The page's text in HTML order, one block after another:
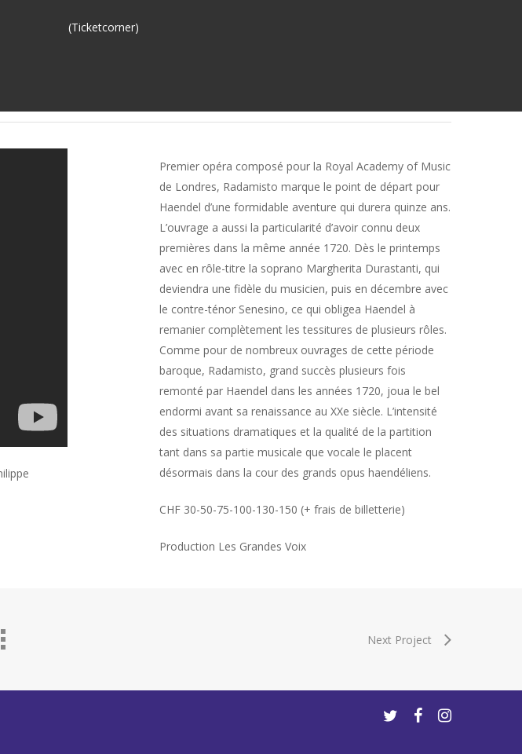
(Ticketcorner)
Premier opéra composé pour la Royal Academy of Music
de Londres, Radamisto marque le point de départ pour
Haendel d’une formidable aventure qui durera quinze ans.
L’ouvrage a aussi la particularité d’avoir connu deux
premières dans la même année 1720. Dès le printemps
avec en rôle-titre la soprano Margherita Durastanti, qui
deviendra une fidèle du musicien, puis en décembre avec
le contre-ténor Senesino, ce qui obligea Haendel à
remanier complètement les tessitures de plusieurs rôles.
Comme pour de nombreux ouvrages de cette période
baroque, Radamisto, grand succès plusieurs fois
remonté par Haendel dans les années 1720, joua le bel
endormi avant sa renaissance au XXe siècle. L’intensité
des situations dramatiques et la qualité de la partition
tant dans sa partie musicale que vocale le placent
désormais dans la cour des grands opus haendéliens.
CHF 30-50-75-100-130-150 (+ frais de billetterie)
Production Les Grandes Voix
Next Project
twitterfacebookinstagram